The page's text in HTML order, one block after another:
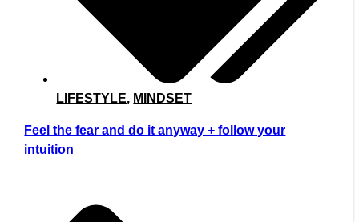
LIFESTYLE, MINDSET
Feel the fear and do it anyway + follow your
intuition